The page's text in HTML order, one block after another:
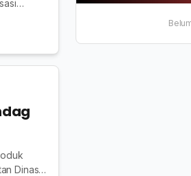
Dinas